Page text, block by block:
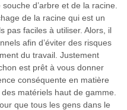
d’arbre et de la racine.
de la racine qui est un
pas faciles à utiliser. Alors, il
afin d’éviter des risques
du travail. Justement
est prêt à vous donner
conséquente en matière
matériels haut de gamme.
que tous les gens dans le